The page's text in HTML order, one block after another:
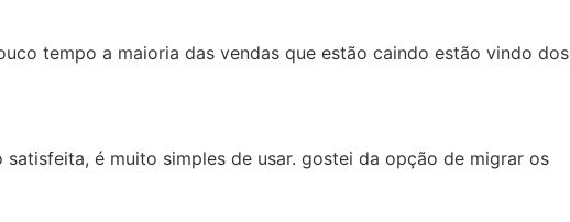
tempo a maioria das vendas que estão caindo estão vindo dos
é muito simples de usar. gostei da opção de migrar os